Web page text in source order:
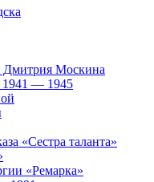
Дмитрия Москина
1941 — 1945
«Сестра таланта»
«Ремарка»